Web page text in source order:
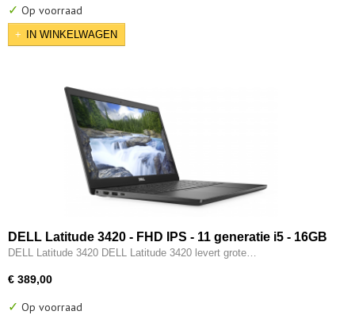
✓ Op voorraad
IN WINKELWAGEN
DELL Latitude 3420 - FHD IPS - 11 generatie i5 - 16GB
- 256GB - Intel Iris XE - Type-C - HDMI - W11 Pro
DELL Latitude 3420 DELL Latitude 3420 levert grote…
€ 389,00
✓ Op voorraad